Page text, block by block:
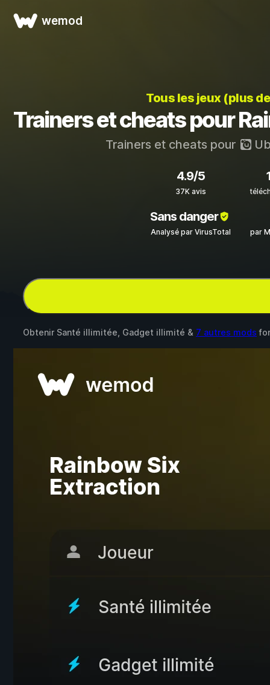
wemod
Tous les jeux (plus
Trainers et cheats pour
Trainers et cheats pour
4.9/5
37K avis
Sans danger
Analysé par VirusTotal par
Obtenir Santé illimitée, Gadget illimité & 7 autres mods